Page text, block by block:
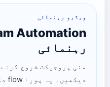
ویڈیو رہنمائی
رہنمائی
منی پروجیکٹ شروع